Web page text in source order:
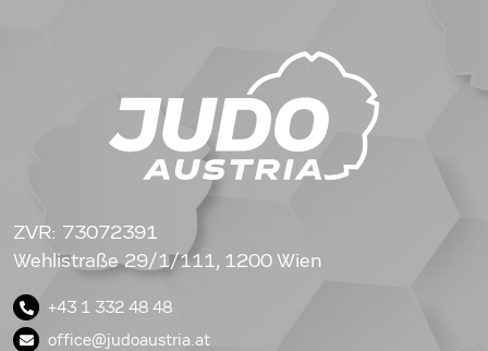
ZVR: 73072391
Wehlistraße 29/1/111, 1200 Wien
+43 1 332 48 48
office@judoaustria.at